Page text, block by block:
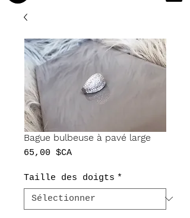
Bague bulbeuse à pavé large
65,00 $CAPrix
Taille des doigts *